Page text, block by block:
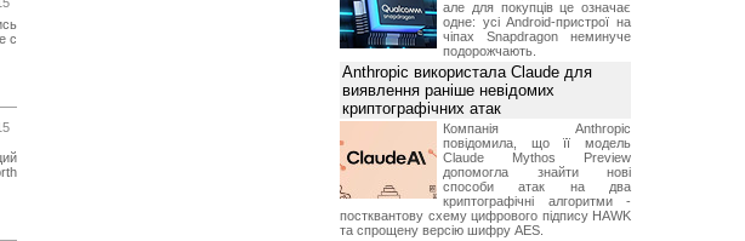
с
але для покупців це означає
одне: усі Android-пристрої на
чіпах Snapdragon неминуче
подорожчають.
Anthropic використала Claude для
виявлення раніше невідомих
криптографічних атак
Компанія Anthropic
повідомила, що її модель
Claude Mythos Preview
допомогла знайти нові
способи атак на два
криптографічні алгоритми -
постквантову схему цифрового підпису HAWK
та спрощену версію шифру AES.